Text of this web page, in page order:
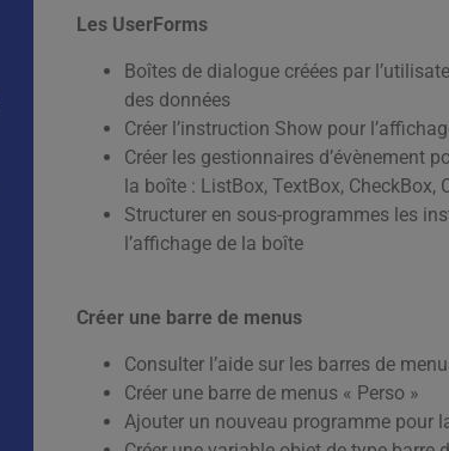
Les UserForms
Boîtes de dialogue créées par
des données
Créer l’instruction Show pour
Créer les gestionnaires d’évènement
la boîte : ListBox, TextBox, CheckBox,
Structurer en sous-programmes les
l’affichage de la boîte
Créer une barre de menus
Consulter l’aide sur les barres de
Créer une barre de menus « Perso »
Ajouter un nouveau programme pour